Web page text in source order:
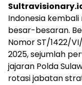
Indonesia
besar-besaran.
Nomor ST/1422/
2025, sejumlah
jajaran Polda
rotasi jabatan